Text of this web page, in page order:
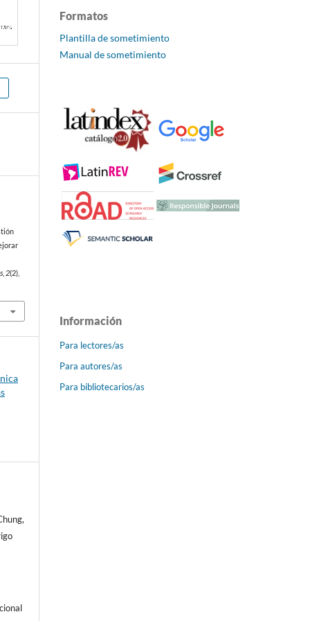
2(2),
Formatos
Plantilla de sometimiento
Manual de sometimiento
Información
Para lectores/as
Para autores/as
Para bibliotecarios/as